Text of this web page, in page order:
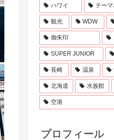
ハワイ テー
観光 WDW
御朱印
SUPER JUNIOR
長崎 温泉
北海道 水族館
空港
プロフィール